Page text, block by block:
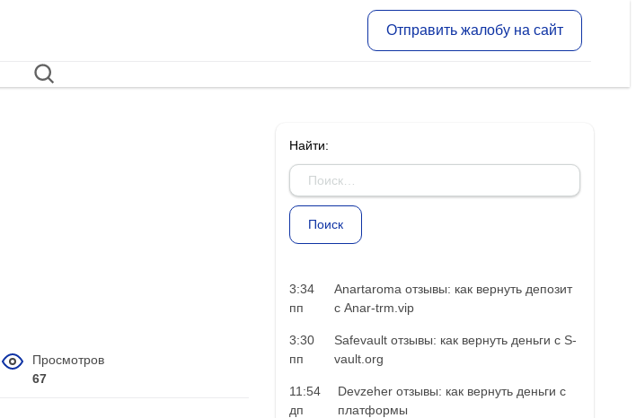
Отправить жалобу на сайт
Просмотров
67
Найти:
3:34
пп
Anartaroma отзывы: как вернуть депозит
с Anar-trm.vip
3:30
пп
Safevault отзывы: как вернуть деньги с S-
vault.org
11:54
дп
Devzeher отзывы: как вернуть деньги с
платформы